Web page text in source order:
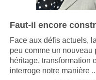
Face aux défis actuels,
peu comme un nouveau
héritage, transformation